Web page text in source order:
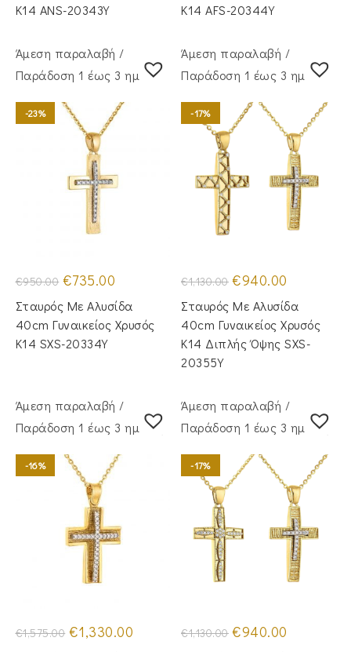
Κ14 ANS-20343Y
Κ14 AFS-20344Y
Άμεση παραλαβή /
Παράδoση 1 έως 3 ημέρες
-23%
€950.00 Original
price
was:
€950.00.
€735.00
τιμή
είναι:
€735.00.
Σταυρός Mε Aλυσίδα
40cm Γυναικείος Χρυσός
Κ14 SXS-20334Y
Άμεση παραλαβή /
Παράδoση 1 έως 3 ημέρες
-17%
€1,130.00 Original
price
was:
€1,130.00.
€940.00
τιμή
είναι:
€940.00.
Σταυρός Με Αλυσίδα
40cm Γυναικείος Χρυσός
Κ14 Διπλής Όψης SXS-
20355Y
Άμεση παραλαβή /
Παράδoση 1 έως 3 ημέρες
-16%
€1,575.00 Original
price
€1,330.00
Άμεση παραλαβή /
Παράδoση 1 έως 3 ημέρες
-17%
€1,130.00 Original
price
€940.00